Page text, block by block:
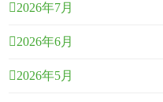
2026年7月
2026年6月
2026年5月